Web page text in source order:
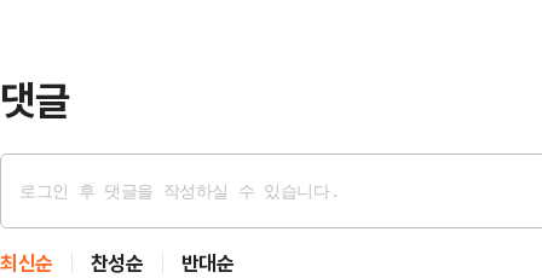
댓글
최신순 찬성순 반대순